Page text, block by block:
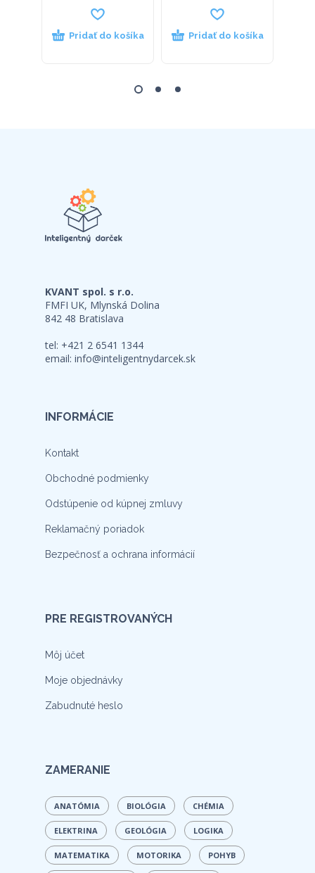
Pridať do košíka Pridať do košíka
KVANT spol. s r.o.
FMFI UK, Mlynská Dolina
842 48 Bratislava
tel: +421 2 6541 1344
email: info@inteligentnydarcek.sk
INFORMÁCIE
Kontakt
Obchodné podmienky
Odstúpenie od kúpnej zmluvy
Reklamačný poriadok
Bezpečnosť a ochrana informácií
PRE REGISTROVANÝCH
Môj účet
Moje objednávky
Zabudnuté heslo
ZAMERANIE
ANATÓMIA BIOLÓGIA CHÉMIA
ELEKTRINA GEOLÓGIA LOGIKA
MATEMATIKA MOTORIKA POHYB